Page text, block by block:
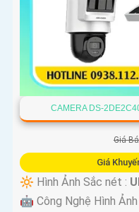
CAMERA DS-
Giá
Giá
🔆 Hình Ảnh Sắc nét :
🤖️ Công Nghệ Hình Ảnh